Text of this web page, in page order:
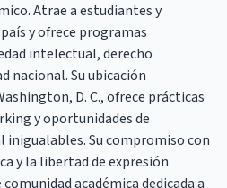
Atrae a estudiantes y
y ofrece programas
intelectual, derecho
nacional. Su ubicación
D. C., ofrece prácticas
y oportunidades de
Su compromiso con
y la libertad de expresión
académica dedicada a